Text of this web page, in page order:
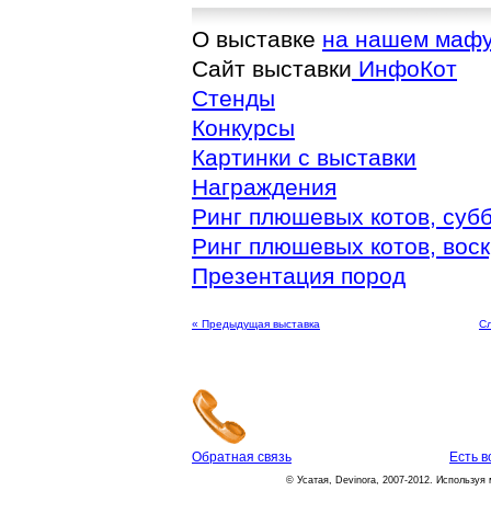
О выставке на нашем
Сайт выставки ИнфоКот
Стенды
Конкурсы
Картинки с выставки
Награждения
Ринг плюшевых котов,
Ринг плюшевых котов,
Презентация пород
« Предыдущая выставка
Обратная связь Есть
© Усатая, Devinora, 2007-2012. Используя